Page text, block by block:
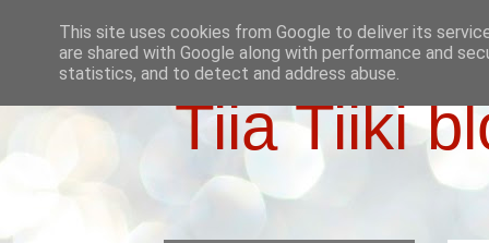
Tiia Tiiki
This site uses cookies from Google to deliver its
are shared with Google along with performance and
statistics, and to detect and address abuse.